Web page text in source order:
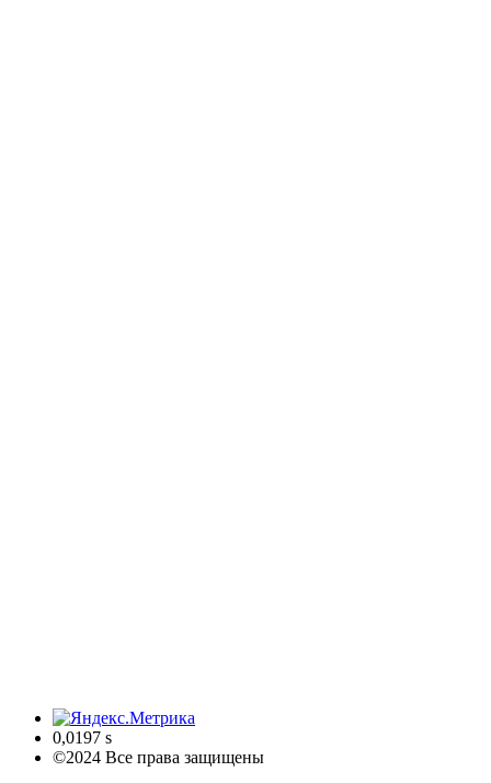
0,0197 s
©2024 Все права защищены